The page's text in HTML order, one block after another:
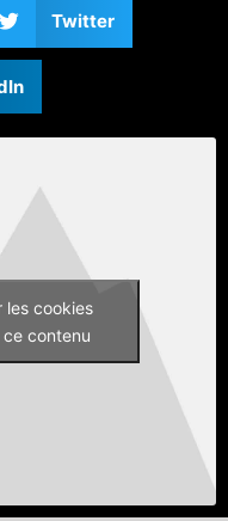
Twitter
les cookies
contenu